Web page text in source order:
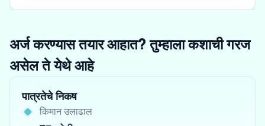
अर्ज करण्यास तयार आहात? तुम्हाला कशाची गरज
असेल ते येथे आहे
पात्रतेचे निकष
किमान उलाढाल